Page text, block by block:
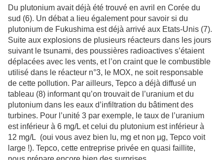
Du plutonium avait déjà été trouvé en avril en Corée du
sud (6). Un débat a lieu également pour savoir si du
plutonium de Fukushima est déjà arrivé aux Etats-Unis (7).
Suite aux explosions de plusieurs réacteurs dans les jours
suivant le tsunami, des poussières radioactives s’étaient
déplacées avec les vents, et l’on craint que le combustible
utilisé dans le réacteur n°3, le MOX, ne soit responsable
de cette pollution. Par ailleurs, Tepco a déjà diffusé un
tableau (8) informant qu’on trouvait de l’uranium et du
plutonium dans les eaux d’infiltration du bâtiment des
turbines. Pour l’unité 3 par exemple, le taux de l’uranium
est inférieur à 6 mg/L et celui du plutonium est inférieur à
12 mg/L (oui vous avez bien lu, mg et non µg, Tepco voit
large !). Tepco, cette entreprise privée en quasi faillite,